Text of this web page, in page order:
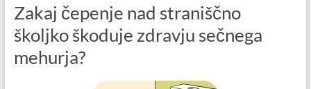
Zakaj čepenje nad straniščno
školjko škoduje zdravju sečnega
mehurja?